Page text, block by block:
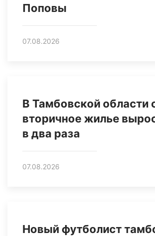
Поповы
07.08.2026
В Тамбовской области
вторичное жилье
в два раза
07.08.2026
Новый футболист